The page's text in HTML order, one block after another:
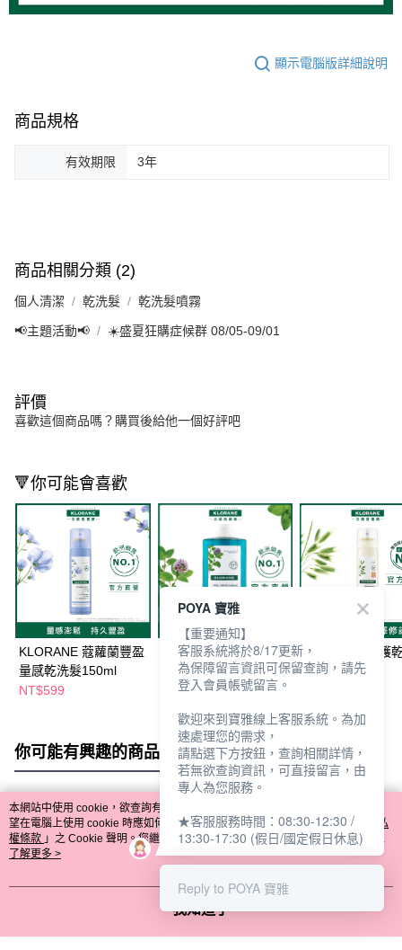
顯示電腦版詳細說明
商品規格
有效期限 3年
商品相關分類 (2)
個人清潔 乾洗髮 乾洗髮噴霧
📢主題活動📢 ☀️盛夏狂購症候群 08/05-09/01
評價
喜歡這個商品嗎？購買後給他一個好評吧
🔻你可能會喜歡
KLORANE 蔻蘿蘭豐盈
量感乾洗髮150ml
NT$599
KLORANE 蔻蘿蘭頭皮
淨化涼感洗髮精400ml
NT$649
蔻蘿蘭澎鬆修護
150ml
你可能有興趣的商品 全站排行
熱門標籤
本網站中使用 cookie，欲查詢有關本網站使用 cookie 方式之詳情，及若您不希
望在電腦上使用 cookie 時應如何變更電腦的 cookie 設定，請參閱本網站「
隱私
權條款 」之 Cookie 聲明。您繼續使用本網站即表示您同意本公司得按本網站使
用條款之 Cookie 聲明使用 cookie。
了解更多 >
我知道了
POYA 寶雅
【重要通知】
客服系統將於8/17更新，
為保障留言資訊可保留查詢，請先
登入會員帳號留言。
歡迎來到寶雅線上客服系統。為加
速處理您的需求，
請點選下方按鈕，查詢相關詳情，
若無欲查詢資訊，可直接留言，由
專人為您服務。
★客服服務時間：08:30-12:30 /
13:30-17:30 (假日/國定假日休息)
Reply to POYA 寶雅